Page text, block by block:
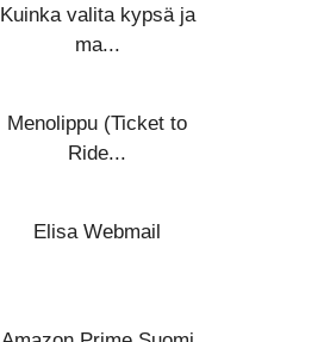
Kuinka valita kypsä ja
ma...
Menolippu (Ticket to
Ride...
Elisa Webmail